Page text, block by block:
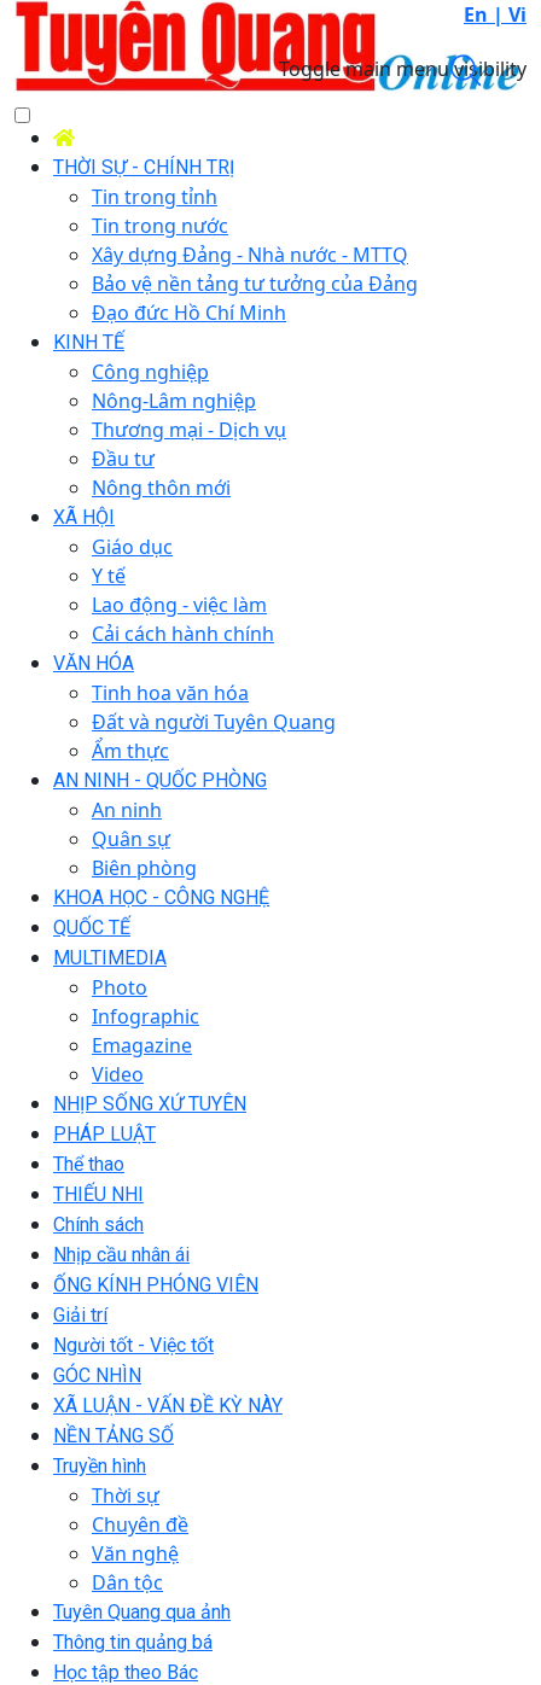
En | Vi
Toggle main menu visibility
THỜI SỰ - CHÍNH TRỊ
Tin trong tỉnh
Tin trong nước
Xây dựng Đảng - Nhà nước - MTTQ
Bảo vệ nền tảng tư tưởng của Đảng
Đạo đức Hồ Chí Minh
KINH TẾ
Công nghiệp
Nông-Lâm nghiệp
Thương mại - Dịch vụ
Đầu tư
Nông thôn mới
XÃ HỘI
Giáo dục
Y tế
Lao động - việc làm
Cải cách hành chính
VĂN HÓA
Tinh hoa văn hóa
Đất và người Tuyên Quang
Ẩm thực
AN NINH - QUỐC PHÒNG
An ninh
Quân sự
Biên phòng
KHOA HỌC - CÔNG NGHỆ
QUỐC TẾ
MULTIMEDIA
Photo
Infographic
Emagazine
Video
NHỊP SỐNG XỨ TUYÊN
PHÁP LUẬT
Thể thao
THIẾU NHI
Chính sách
Nhịp cầu nhân ái
ỐNG KÍNH PHÓNG VIÊN
Giải trí
Người tốt - Việc tốt
GÓC NHÌN
XÃ LUẬN - VẤN ĐỀ KỲ NÀY
NỀN TẢNG SỐ
Truyền hình
Thời sự
Chuyên đề
Văn nghệ
Dân tộc
Tuyên Quang qua ảnh
Thông tin quảng bá
Học tập theo Bác